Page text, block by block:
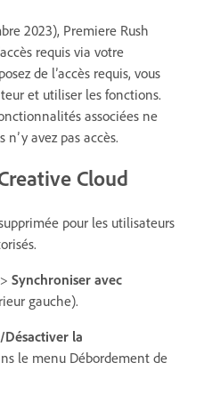
2023), Premiere Rush
requis via votre
de l’accès requis, vous
et utiliser les fonctions.
associées ne
avez pas accès.
Cloud
pour les utilisateurs
> Synchroniser avec
gauche).
la
le menu Débordement de